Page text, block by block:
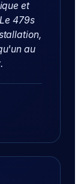
et
479s
au